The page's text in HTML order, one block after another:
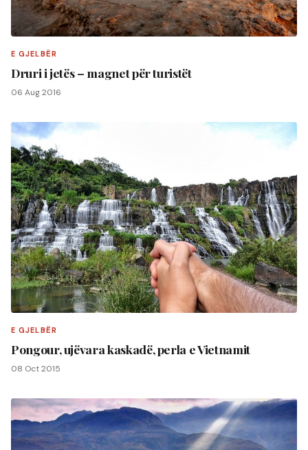
E GJELBËR
Druri i jetës – magnet për turistët
06 Aug 2016
E GJELBËR
Pongour, ujëvara kaskadë, perla e Vietnamit
08 Oct 2015